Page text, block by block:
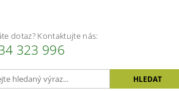
dotaz? Kontaktujte nás:
323 996